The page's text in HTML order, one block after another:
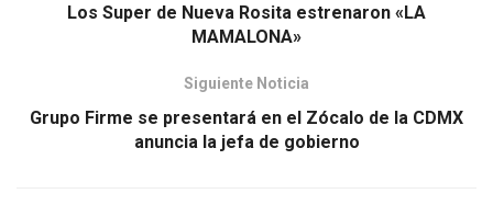
Los Super de Nueva Rosita estrenaron «LA
MAMALONA»
Siguiente Noticia
Grupo Firme se presentará en el Zócalo de la CDMX
anuncia la jefa de gobierno